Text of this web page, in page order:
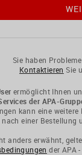
Sie haben
Kontaktieren Sie
ermöglicht Ihnen
der APA-
kann eine
einer Bestellung
anders erwähnt,
der APA